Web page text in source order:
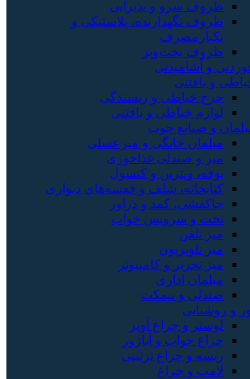
ظروف سرو و پذیرایی
ظروف نگهدارنده، پلاستیکی و
یکبارمصرف
ظروف پخت‌وپز
و آشامیدنی
و بافتنی
چرخ خیاطی و ریسندگی
لوازم خیاطی و بافتنی
و صنایع چوب
مبلمان خانگی و میزعسلی
میز و صندلی غذاخوری
بوفه، ویترین و کنسول
کتابخانه، شلف و قفسه‌های دیواری
جاکفشی، کمد و دراور
تخت و سرویس خواب
میز تلفن
میز تلویزیون
میز تحریر و کامپیوتر
مبلمان اداری
صندلی و نیمکت
و روشنایی
لوستر و چراغ آویز
چراغ خواب و آباژور
ریسه و چراغ تزئینی
لامپ و چراغ